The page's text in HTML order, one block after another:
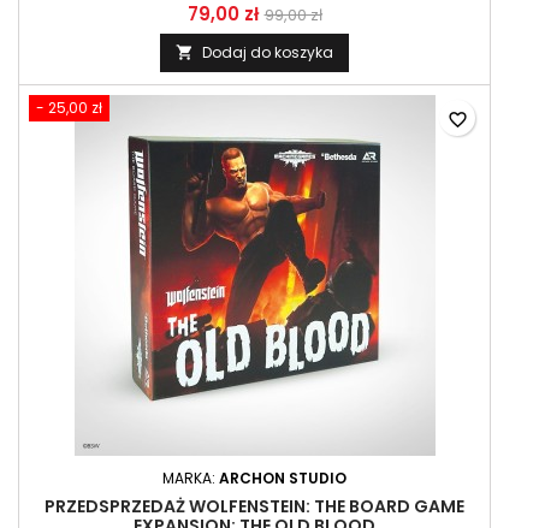
79,00 zł 99,00 zł
 Dodaj do koszyka
- 25,00 zł
MARKA: ARCHON STUDIO
PRZEDSPRZEDAŻ WOLFENSTEIN: THE BOARD GAME
favorite_border